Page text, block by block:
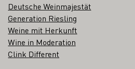
Deutsche Weinmajestät
Generation Riesling
Weine mit Herkunft
Wine in Moderation
Clink Different